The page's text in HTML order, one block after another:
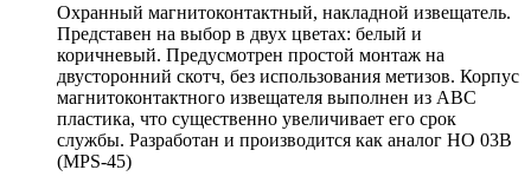
Охранный магнитоконтактный, накладной извещатель.
Представен на выбор в двух цветах: белый и
коричневый. Предусмотрен простой монтаж на
двусторонний скотч, без использования метизов. Корпус
магнитоконтактного извещателя выполнен из ABC
пластика, что существенно увеличивает его срок
службы. Разработан и производится как аналог HO 03В
(MPS-45)